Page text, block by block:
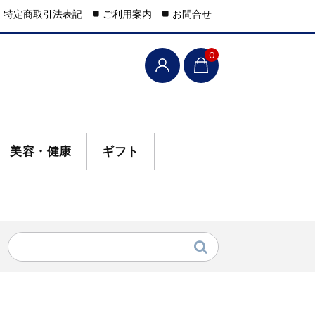
0
美容・健康 ギフト
特定商取引法表記 ご利用案内 お問合せ